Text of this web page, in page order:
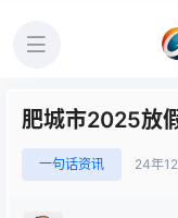
肥城市2025放
一句话资讯 24年